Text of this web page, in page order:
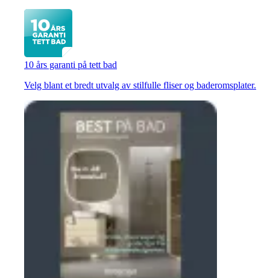
10 års garanti på tett bad
Velg blant et bredt utvalg av stilfulle fliser og baderomsplater.